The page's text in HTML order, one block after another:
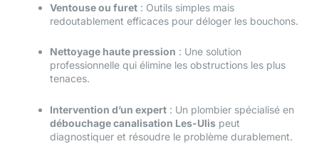
Ventouse ou furet : Outils simples mais
redoutablement efficaces pour déloger les bouchons.
Nettoyage haute pression : Une solution
professionnelle qui élimine les obstructions les plus
tenaces.
Intervention d’un expert : Un plombier spécialisé en
débouchage canalisation Les-Ulis peut
diagnostiquer et résoudre le problème durablement.